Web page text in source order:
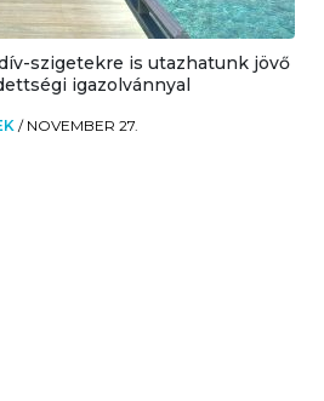
szigetekre is utazhatunk jövő
igazolvánnyal
/ NOVEMBER 27.